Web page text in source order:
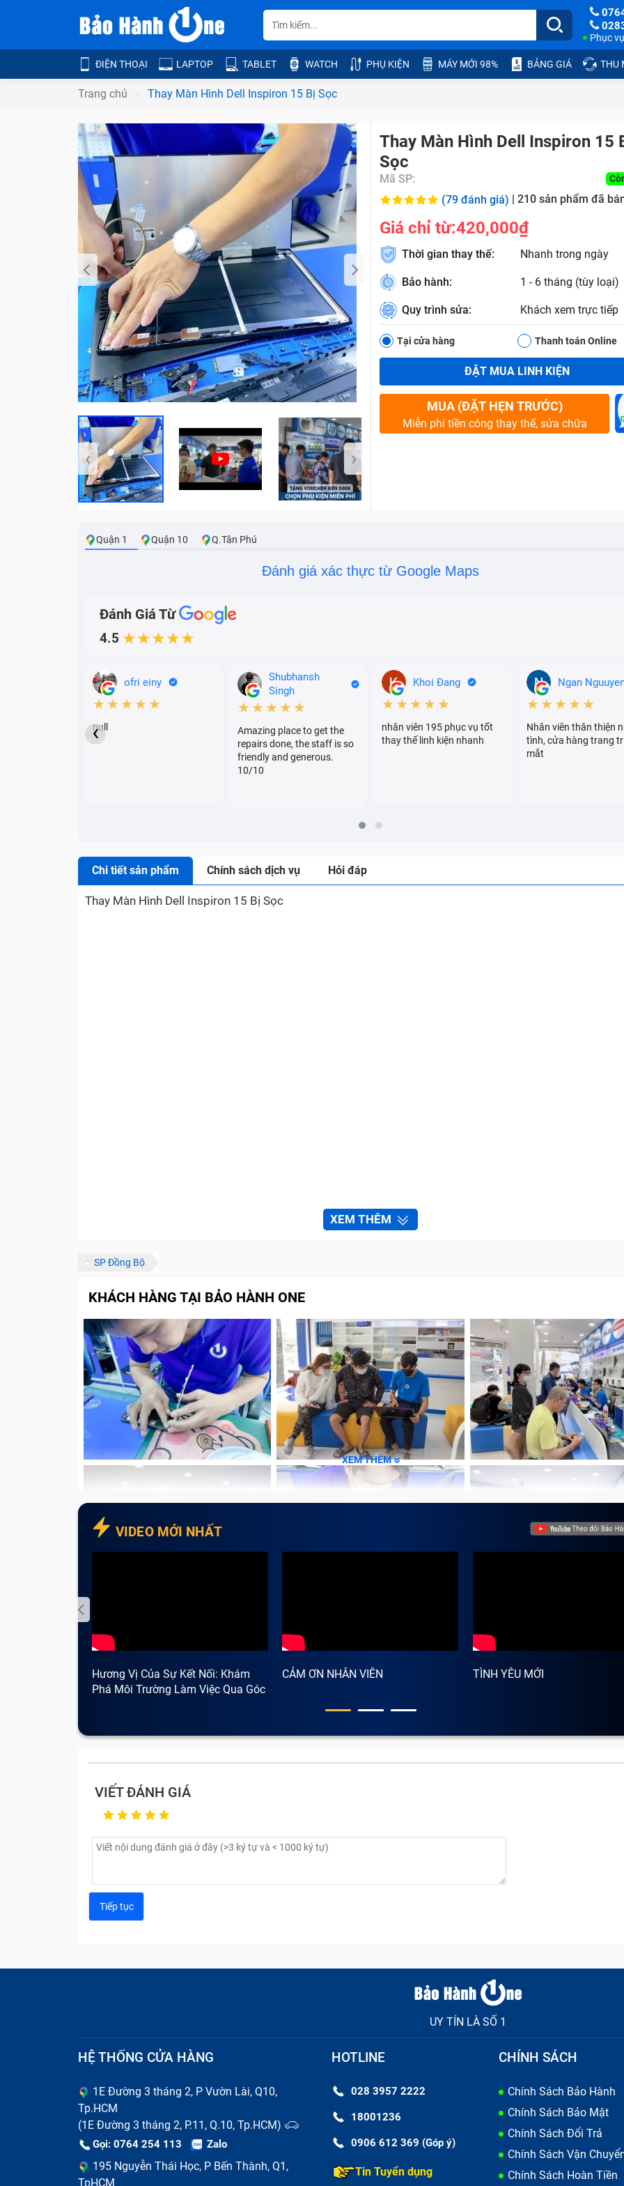
Phục
ĐIỆN THOẠI LAPTOP TABLET WATCH PHỤ KIỆN MÁY MỚI 98% BẢNG GIÁ THU
Trang chủ Thay Màn Hình Dell Inspiron 15 Bị Sọc
‹ ›
Thay Màn Hình Dell Inspiron 15
Sọc
Mã SP:
(79 đánh giá) | 210 sản phẩm đã
Giá chỉ từ:420,000₫
Thời gian thay thế: Nhanh trong ngày
Bảo hành: 1 - 6 tháng (tùy loại)
Quy trình sửa: Khách xem trực tiếp
Tại cửa hàng Thanh toán Online
ĐẶT MUA LINH KIỆN
MUA (ĐẶT HẸN TRƯỚC)
Miễn phí tiền công thay thế, sửa chữa
Quận 1 Quận 10 Q.Tân Phú
Đánh giá xác thực từ Google Maps
Đánh Giá Từ
4.5 ★★★★★
ofri einy
★★★★★
null
Shubhansh
Singh
★★★★★
Amazing place to get the
repairs done, the staff is so
friendly and generous.
10/10
Khoi Đang
★★★★★
nhân viên 195 phục vụ tốt
thay thế linh kiện nhanh
Ngan
★★★★★
Nhân viên thân thiện
tình, cửa hàng trang
mắt
‹
Chi tiết sản phẩm Chính sách dịch vụ Hỏi đáp
Thay Màn Hình Dell Inspiron 15 Bị Sọc
XEM THÊM
SP Đồng Bộ
KHÁCH HÀNG TẠI BẢO HÀNH ONE
XEM THÊM
VIDEO MỚI NHẤT
Hương Vị Của Sự Kết Nối: Khám
Phá Môi Trường Làm Việc Qua Góc
CẢM ƠN NHÂN VIÊN TÌNH YÊU MỚI
VIẾT ĐÁNH GIÁ
UY TÍN LÀ SỐ 1
HỆ THỐNG CỬA HÀNG
1E Đường 3 tháng 2, P Vườn Lài, Q10,
Tp.HCM
(1E Đường 3 tháng 2, P.11, Q.10, Tp.HCM)
Gọi: 0764 254 113 Zalo
195 Nguyễn Thái Học, P Bến Thành, Q1,
TpHCM
HOTLINE
028 3957 2222
18001236
0906 612 369 (Góp ý)
Tin Tuyển dụng
CHÍNH SÁCH
Chính Sách Bảo Hành
Chính Sách Bảo Mật
Chính Sách Đổi Trả
Chính Sách Vận
Chính Sách Hoàn Tiền